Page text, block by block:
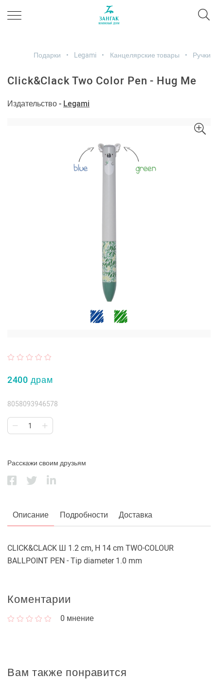
Подарки Legami Канцелярские товары Ручки
Click&Clack Two Color Pen - Hug Me
Издательство - Legami
2400 драм
8058093946578
Расскажи своим друзьям
Описание Подробности Доставка
CLICK&CLACK Ш 1.2 cm, H 14 cm TWO-COLOUR
BALLPOINT PEN - Tip diameter 1.0 mm
Коментарии
0 мнение
Вам также понравится